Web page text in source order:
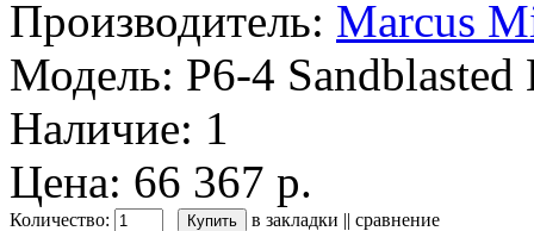
Производитель: Marcus
Модель: P6-4
Наличие: 1
Цена: 66 367 р.
Количество: в закладки || сравнение